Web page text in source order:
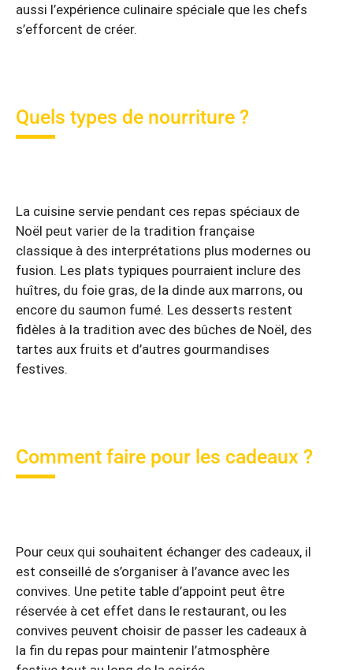
aussi l’expérience culinaire spéciale que les chefs
s’efforcent de créer.
Quels types de nourriture ?
La cuisine servie pendant ces repas spéciaux de
Noël peut varier de la tradition française
classique à des interprétations plus modernes ou
fusion. Les plats typiques pourraient inclure des
huîtres, du foie gras, de la dinde aux marrons, ou
encore du saumon fumé. Les desserts restent
fidèles à la tradition avec des bûches de Noël, des
tartes aux fruits et d’autres gourmandises
festives.
Comment faire pour les cadeaux ?
Pour ceux qui souhaitent échanger des cadeaux, il
est conseillé de s’organiser à l’avance avec les
convives. Une petite table d’appoint peut être
réservée à cet effet dans le restaurant, ou les
convives peuvent choisir de passer les cadeaux à
la fin du repas pour maintenir l’atmosphère